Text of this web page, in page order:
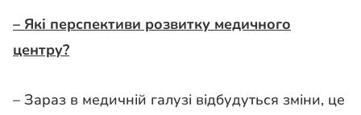
– Які перспективи розвитку медичного
центру?
– Зараз в медичній галузі відбудуться зміни, це